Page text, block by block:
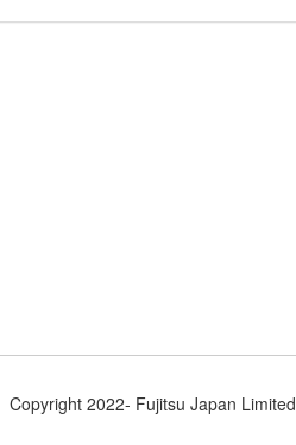
Copyright 2022- Fujitsu Japan Limited